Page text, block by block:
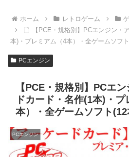
ホーム レトロゲーム
【PCE・規格別】PCエンジン・
本)・プレミアム（4本）・全ゲームソフ
PCエンジン
【PCE・規格別】PCエ
ドカード・名作(1本)・
本）・全ゲームソフト
PCエンジン